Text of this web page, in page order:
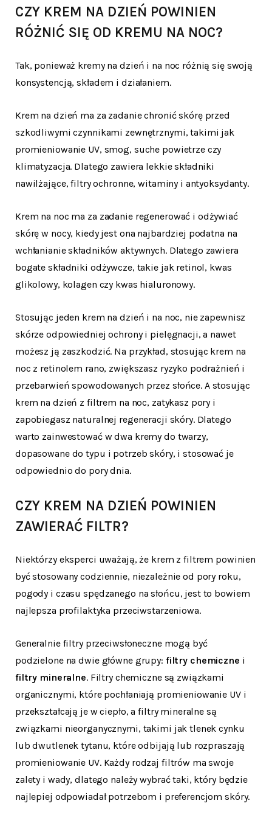
CZY KREM NA DZIEŃ POWINIEN
RÓŻNIĆ SIĘ OD KREMU NA NOC?
Tak, ponieważ kremy na dzień i na noc różnią się swoją
konsystencją, składem i działaniem.
Krem na dzień ma za zadanie chronić skórę przed
szkodliwymi czynnikami zewnętrznymi, takimi jak
promieniowanie UV, smog, suche powietrze czy
klimatyzacja. Dlatego zawiera lekkie składniki
nawilżające, filtry ochronne, witaminy i antyoksydanty.
Krem na noc ma za zadanie regenerować i odżywiać
skórę w nocy, kiedy jest ona najbardziej podatna na
wchłanianie składników aktywnych. Dlatego zawiera
bogate składniki odżywcze, takie jak retinol, kwas
glikolowy, kolagen czy kwas hialuronowy.
Stosując jeden krem na dzień i na noc, nie zapewnisz
skórze odpowiedniej ochrony i pielęgnacji, a nawet
możesz ją zaszkodzić. Na przykład, stosując krem na
noc z retinolem rano, zwiększasz ryzyko podrażnień i
przebarwień spowodowanych przez słońce. A stosując
krem na dzień z filtrem na noc, zatykasz pory i
zapobiegasz naturalnej regeneracji skóry. Dlatego
warto zainwestować w dwa kremy do twarzy,
dopasowane do typu i potrzeb skóry, i stosować je
odpowiednio do pory dnia.
CZY KREM NA DZIEŃ POWINIEN
ZAWIERAĆ FILTR?
Niektórzy eksperci uważają, że krem z filtrem powinien
być stosowany codziennie, niezależnie od pory roku,
pogody i czasu spędzanego na słońcu, jest to bowiem
najlepsza profilaktyka przeciwstarzeniowa.
Generalnie filtry przeciwsłoneczne mogą być
podzielone na dwie główne grupy: filtry chemiczne i
filtry mineralne. Filtry chemiczne są związkami
organicznymi, które pochłaniają promieniowanie UV i
przekształcają je w ciepło, a filtry mineralne są
związkami nieorganycznymi, takimi jak tlenek cynku
lub dwutlenek tytanu, które odbijają lub rozpraszają
promieniowanie UV. Każdy rodzaj filtrów ma swoje
zalety i wady, dlatego należy wybrać taki, który będzie
najlepiej odpowiadał potrzebom i preferencjom skóry.